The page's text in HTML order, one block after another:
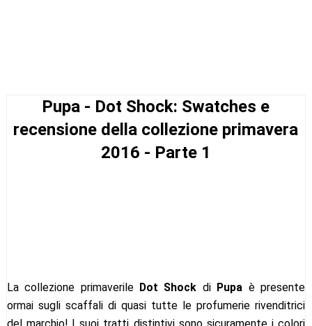
Pupa - Dot Shock: Swatches e
recensione della collezione primavera
2016 - Parte 1
La collezione primaverile Dot Shock di Pupa è presente
ormai sugli scaffali di quasi tutte le profumerie rivenditrici